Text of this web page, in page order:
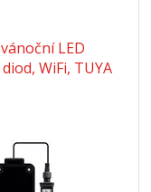
LED
WiFi, TUYA